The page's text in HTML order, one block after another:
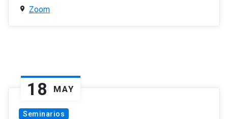
Zoom
18 MAY
Seminarios